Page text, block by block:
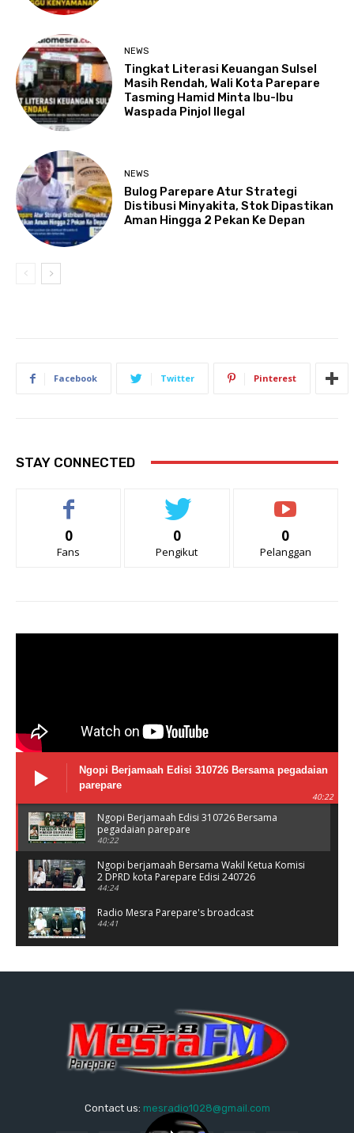
NEWS
Tingkat Literasi Keuangan Sulsel
Masih Rendah, Wali Kota Parepare
Tasming Hamid Minta Ibu-Ibu
Waspada Pinjol Ilegal
NEWS
Bulog Parepare Atur Strategi
Distibusi Minyakita, Stok Dipastikan
Aman Hingga 2 Pekan Ke Depan
Facebook Twitter Pinterest
STAY CONNECTED
0
Fans
0
Pengikut
0
Pelanggan
Ngopi Berjamaah Edisi 310726 Bersama pegadaian
parepare
40:22
Ngopi Berjamaah Edisi 310726 Bersama
pegadaian parepare
40:22
Ngopi berjamaah Bersama Wakil Ketua Komisi
2 DPRD kota Parepare Edisi 240726
44:24
Radio Mesra Parepare's broadcast
44:41
44:25
Ngopi berjamaah bersama polres Parepare
Jumat 03/06/26
37:56
Ngopi Berjamaah Jumat 26/06/26 Bersama
Damkar parepare
Dialog Kesehatan bersama Fatima Tema
Stunting
Contact us: mesradio1028@gmail.com